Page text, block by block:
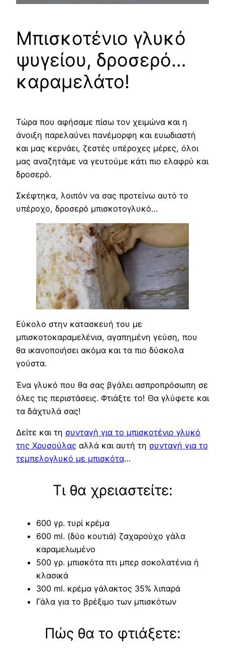
Μπισκοτένιο γλυκό
ψυγείου, δροσερό…
καραμελάτο!
Τώρα που αφήσαμε πίσω τον χειμώνα και η
άνοιξη παρελαύνει πανέμορφη και ευωδιαστή
και μας κερνάει, ζεστές υπέροχες μέρες, όλοι
μας αναζητάμε να γευτούμε κάτι πιο ελαφρύ και
δροσερό.
Σκέφτηκα, λοιπόν να σας προτείνω αυτό το
υπέροχο, δροσερό μπισκοτογλυκό…
Εύκολο στην κατασκευή του με
μπισκοτοκαραμελένια, αγαπημένη γεύση, που
θα ικανοποιήσει ακόμα και τα πιο δύσκολα
γούστα.
Ένα γλυκό που θα σας βγάλει ασπροπρόσωπη σε
όλες τις περιστάσεις. Φτιάξτε το! Θα γλύφετε και
τα δάχτυλά σας!
Δείτε και τη συνταγή για το μπισκοτένιο γλυκό
της Χρυσούλας αλλά και αυτή τη συνταγή για το
τεμπελογλυκό με μπισκότα…
Τι θα χρειαστείτε:
600 γρ. τυρί κρέμα
600 ml. (δύο κουτιά) ζαχαρούχο γάλα
καραμελωμένο
500 γρ. μπισκότα πτι μπερ σοκολατένια ή
κλασικά
300 ml. κρέμα γάλακτος 35% λιπαρά
Γάλα για το βρέξιμο των μπισκότων
Πώς θα το φτιάξετε: